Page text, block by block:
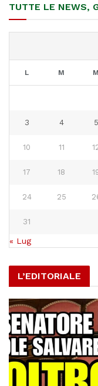
TUTTE LE NEWS,
L M M
3 4 5
10 11
17 18
24 25
31
« Lug
L’EDITORIALE